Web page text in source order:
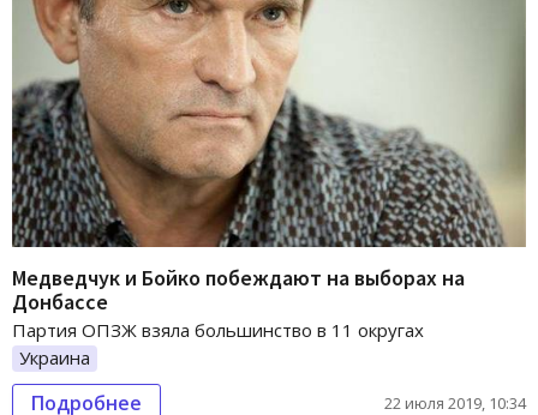
Медведчук и Бойко побеждают на выборах на
Донбассе
Партия ОПЗЖ взяла большинство в 11 округах
Украина
Подробнее 22 июля 2019, 10:34